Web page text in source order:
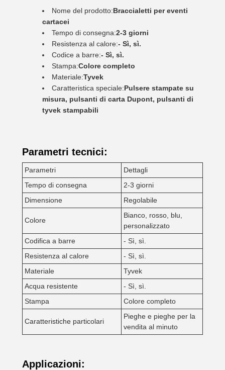
Nome del prodotto:Braccialetti per eventi
cartacei
Tempo di consegna:2-3 giorni
Resistenza al calore:- Sì, sì.
Codice a barre:- Sì, sì.
Stampa:Colore completo
Materiale:Tyvek
Caratteristica speciale:Pulsere stampate su
misura, pulsanti di carta Dupont, pulsanti di
tyvek stampabili
Parametri tecnici:
Parametri
Dettagli
Tempo di consegna
2-3 giorni
Dimensione
Regolabile
Colore
Bianco, rosso, blu,
personalizzato
Codifica a barre
- Sì, sì.
Resistenza al calore
- Sì, sì.
Materiale
Tyvek
Acqua resistente
- Sì, sì.
Stampa
Colore completo
Caratteristiche particolari
Pieghe e pieghe per la
vendita al minuto
Applicazioni: